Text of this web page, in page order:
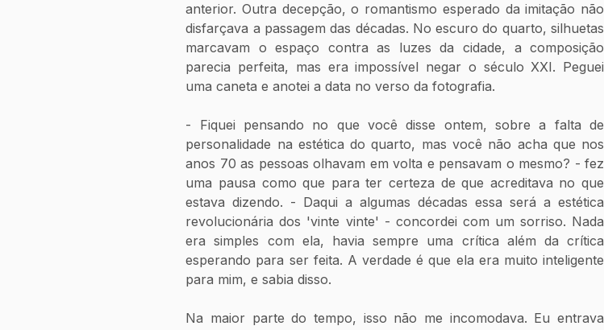
anterior. Outra decepção, o romantismo esperado da imitação não
disfarçava a passagem das décadas. No escuro do quarto, silhuetas
marcavam o espaço contra as luzes da cidade, a composição
parecia perfeita, mas era impossível negar o século XXI. Peguei
uma caneta e anotei a data no verso da fotografia.
- Fiquei pensando no que você disse ontem, sobre a falta de
personalidade na estética do quarto, mas você não acha que nos
anos 70 as pessoas olhavam em volta e pensavam o mesmo? - fez
uma pausa como que para ter certeza de que acreditava no que
estava dizendo. - Daqui a algumas décadas essa será a estética
revolucionária dos 'vinte vinte' - concordei com um sorriso. Nada
era simples com ela, havia sempre uma crítica além da crítica
esperando para ser feita. A verdade é que ela era muito inteligente
para mim, e sabia disso.
Na maior parte do tempo, isso não me incomodava. Eu entrava